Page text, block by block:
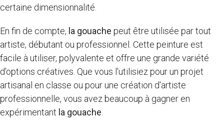
certaine dimensionnalité.
En fin de compte, la gouache peut être utilisée par tout
artiste, débutant ou professionnel. Cette peinture est
facile à utiliser, polyvalente et offre une grande variété
d'options créatives. Que vous l'utilisiez pour un projet
artisanal en classe ou pour une création d'artiste
professionnelle, vous avez beaucoup à gagner en
expérimentant la gouache